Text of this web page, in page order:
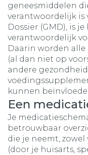
geneesmiddelen
verantwoordelijk is
Dossier (GMD), is
verantwoordelijk
Daarin worden
(al dan niet op
andere
kunnen
Een
Je
betrouwbaar
die je neemt,
(door je huisarts,